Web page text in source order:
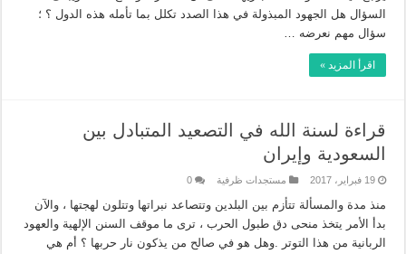
السؤال هل الجهود المبذولة في هذا الصدد تكلل بما تأمله هذه الدول ؟ ؛
سؤال مهم نعرضه …
اقرأ المزيد »
قراءة لسنة الله في التصعيد المتبادل بين
السعودية وإيران
19 فبراير، 2017 مستجدات ظرفية 0
منذ مدة والمسألة تتأزم بين البلدين وتتصاعد نبراتها وتتلون لهجتها ، والآن
بدأ الأمر يتخذ منحى دق طبول الحرب ، ترى ما موقف السنن الإلهية والعهود
الربانية من هذا التوتر .وهل هو في صالح من يذكون نار حربها ؟ أم هي